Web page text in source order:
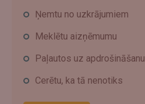
Ņemtu no uzkrājumiem
Meklētu aizņēmumu
Paļautos uz apdrošināšanu
Cerētu, ka tā nenotiks